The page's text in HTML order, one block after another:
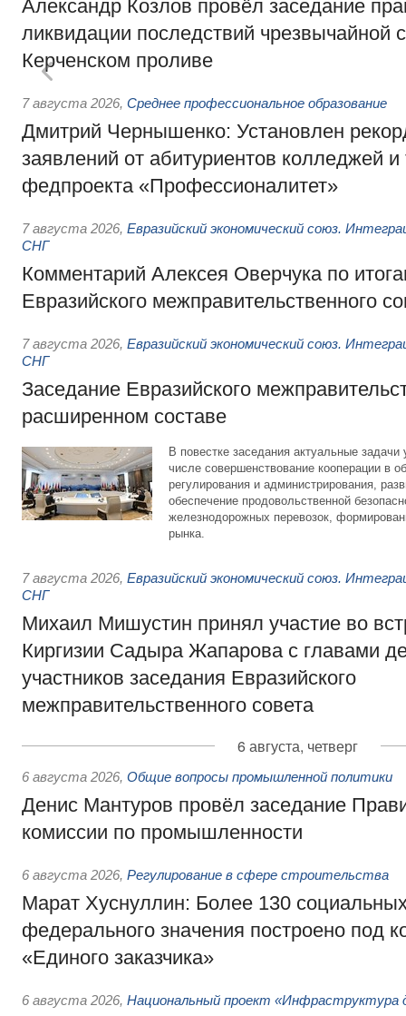
Александр Козлов провёл заседание
ликвидации последствий чрезвычайной
Керченском проливе
7 августа 2026, Среднее профессиональное образование
Дмитрий Чернышенко: Установлен
заявлений от абитуриентов колледжей и
федпроекта «Профессионалитет»
7 августа 2026, Евразийский экономический союз.
СНГ
Комментарий Алексея Оверчука по
Евразийского межправительственного
7 августа 2026, Евразийский экономический союз.
СНГ
Заседание Евразийского
расширенном составе
В повестке заседания актуальные задачи
числе совершенствование кооперации в
регулирования и администрирования,
обеспечение продовольственной
железнодорожных перевозок,
рынка.
7 августа 2026, Евразийский экономический союз.
СНГ
Михаил Мишустин принял участие во
Киргизии Садыра Жапарова с главами
участников заседания Евразийского
межправительственного совета
6 августа, четверг
6 августа 2026, Общие вопросы промышленной политики
Денис Мантуров провёл заседание
комиссии по промышленности
6 августа 2026, Регулирование в сфере строительства
Марат Хуснуллин: Более 130
федерального значения построено под
«Единого заказчика»
6 августа 2026, Национальный проект «Инфраструктура